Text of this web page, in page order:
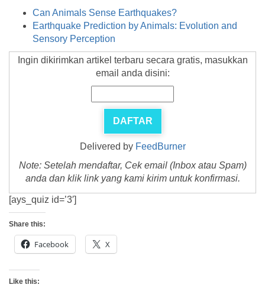
Can Animals Sense Earthquakes?
Earthquake Prediction by Animals: Evolution and
Sensory Perception
Ingin dikirimkan artikel terbaru secara gratis, masukkan
email anda disini:
Delivered by FeedBurner
Note: Setelah mendaftar, Cek email (Inbox atau Spam)
anda dan klik link yang kami kirim untuk konfirmasi.
[ays_quiz id=’3′]
Share this:
Facebook X
Like this: